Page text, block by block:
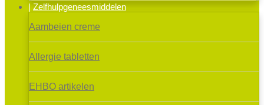
Zelfhulpgeneesmiddelen
Aambeien creme
Allergie tabletten
EHBO artikelen